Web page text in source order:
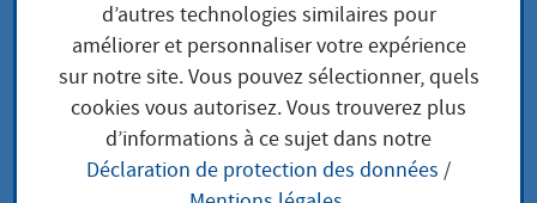
Gebühren
Wasserversorgung
d’autres technologies similaires pour
améliorer et personnaliser votre expérience
sur notre site. Vous pouvez sélectionner, quels
cookies vous autorisez. Vous trouverez plus
d’informations à ce sujet dans notre
Déclaration de protection des données /